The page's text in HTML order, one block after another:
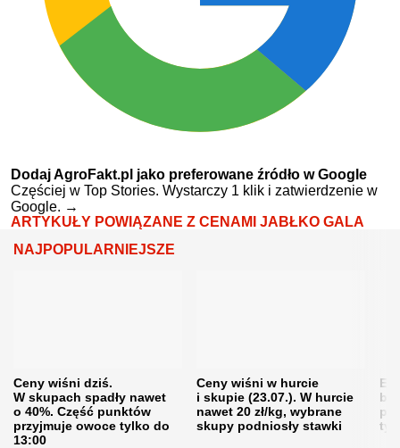
Dodaj AgroFakt.pl jako preferowane źródło w Google
Częściej w Top Stories. Wystarczy 1 klik i zatwierdzenie w
Google. →
ARTYKUŁY POWIĄZANE Z CENAMI JABŁKO GALA
NAJPOPULARNIEJSZE
Ceny wiśni dziś.
W skupach spadły nawet
o 40%. Część punktów
przyjmuje owoce tylko do
13:00
Ceny wiśni w hurcie
i skupie (23.07.). W hurcie
nawet 20 zł/kg, wybrane
skupy podniosły stawki